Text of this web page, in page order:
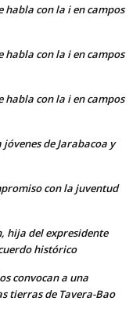
habla con la i en campos
habla con la i en campos
habla con la i en campos
de Jarabacoa y
con la juventud
hija del expresidente
histórico
convocan a una
tierras de Tavera-Bao